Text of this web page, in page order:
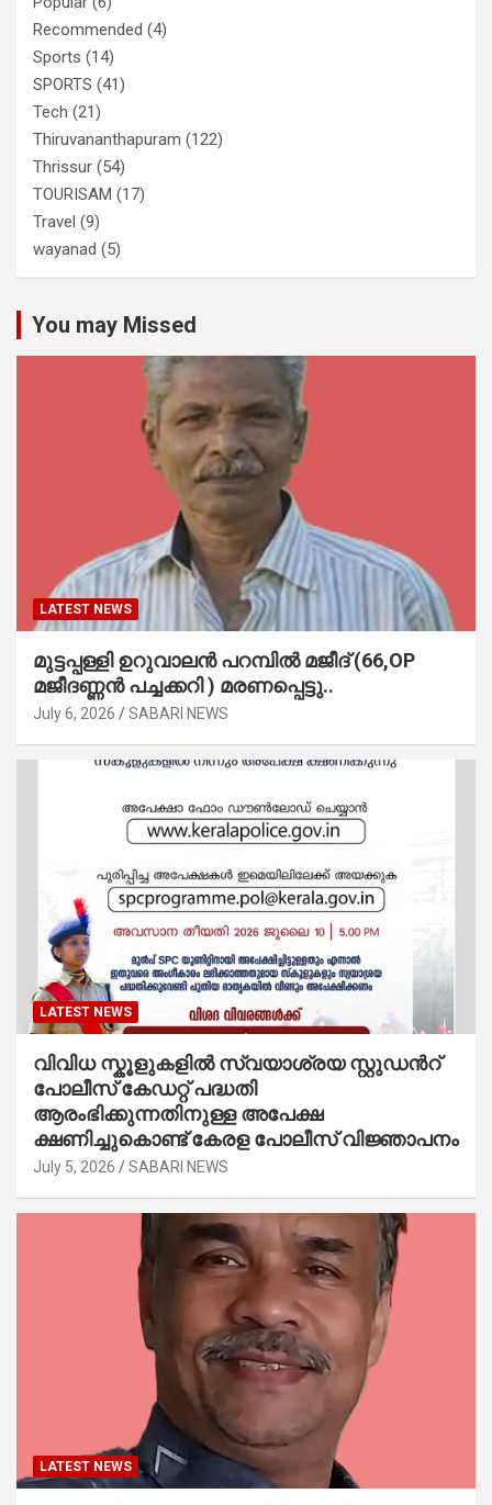
Recommended (4)
Sports (14)
SPORTS (41)
Tech (21)
Thiruvananthapuram (122)
Thrissur (54)
TOURISAM (17)
Travel (9)
wayanad (5)
You may Missed
LATEST NEWS
മുട്ടപ്പള്ളി ഉറുവാലൻ പറമ്പിൽ മജീദ് (66,OP
മജീദണ്ണൻ പച്ചക്കറി ) മരണപ്പെട്ടു..
July 6, 2026 SABARI NEWS
LATEST NEWS
വിവിധ സ്കൂളുകളില്‍ സ്വയാശ്രയ സ്റ്റുഡന്‍റ്
പോലീസ് കേഡറ്റ് പദ്ധതി
ആരംഭിക്കുന്നതിനുള്ള അപേക്ഷ
ക്ഷണിച്ചുകൊണ്ട് കേരള പോലീസ് വിജ്ഞാപനം
July 5, 2026 SABARI NEWS
LATEST NEWS